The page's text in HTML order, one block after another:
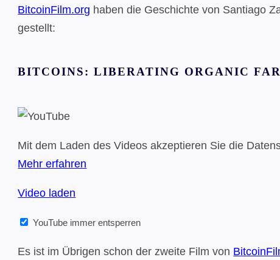
BitcoinFilm.org haben die Geschichte von Santiago
gestellt:
BITCOINS: LIBERATING ORGANIC
Mit dem Laden des Videos akzeptieren Sie die
Mehr erfahren
Video laden
YouTube immer entsperren
Es ist im Übrigen schon der zweite Film von